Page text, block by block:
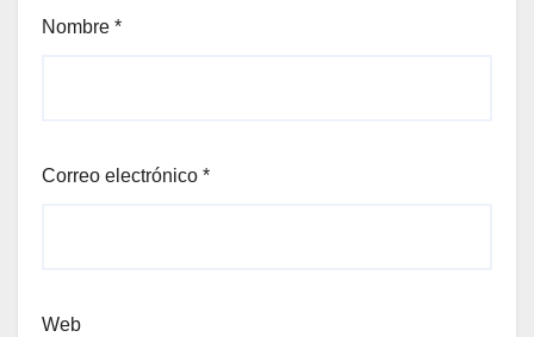
Nombre *
Correo electrónico *
Web